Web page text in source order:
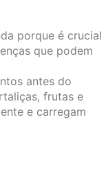
porque é crucial
que podem
antes do
frutas e
e carregam